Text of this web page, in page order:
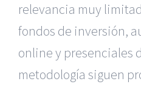
relevancia muy
fondos de inversión,
online y presenciales
metodología siguen